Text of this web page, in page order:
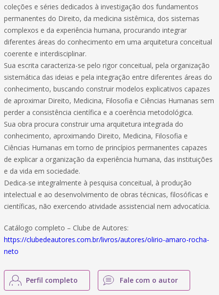
coleções e séries dedicados à investigação dos fundamentos
permanentes do Direito, da medicina sistêmica, dos sistemas
complexos e da experiência humana, procurando integrar
diferentes áreas do conhecimento em uma arquitetura conceitual
coerente e interdisciplinar.
Sua escrita caracteriza-se pelo rigor conceitual, pela organização
sistemática das ideias e pela integração entre diferentes áreas do
conhecimento, buscando construir modelos explicativos capazes
de aproximar Direito, Medicina, Filosofia e Ciências Humanas sem
perder a consistência científica e a coerência metodológica.
Sua obra procura construir uma arquitetura integrada do
conhecimento, aproximando Direito, Medicina, Filosofia e
Ciências Humanas em torno de princípios permanentes capazes
de explicar a organização da experiência humana, das instituições
e da vida em sociedade.
Dedica-se integralmente à pesquisa conceitual, à produção
intelectual e ao desenvolvimento de obras técnicas, filosóficas e
científicas, não exercendo atividade assistencial nem advocatícia.
Catálogo completo – Clube de Autores:
https://clubedeautores.com.br/livros/autores/olirio-amaro-rocha-
neto
Perfil completo Fale com o autor